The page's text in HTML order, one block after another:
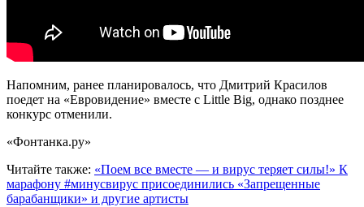
Напомним, ранее планировалось, что Дмитрий Красилов
поедет на «Евровидение» вместе с Little Big, однако позднее
конкурс отменили.
«Фонтанка.ру»
Читайте также: «Поем все вместе — и вирус теряет силы!» К
марафону #минусвирус присоединились «Запрещенные
барабанщики» и другие артисты